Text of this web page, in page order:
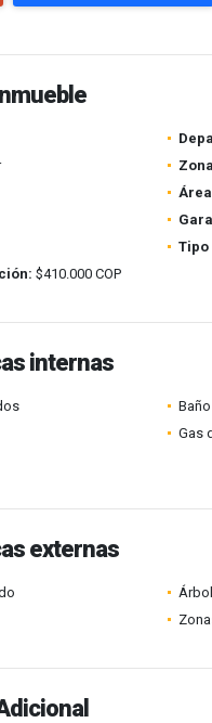
Tipo
$410.000 COP
internas
Gas
externas